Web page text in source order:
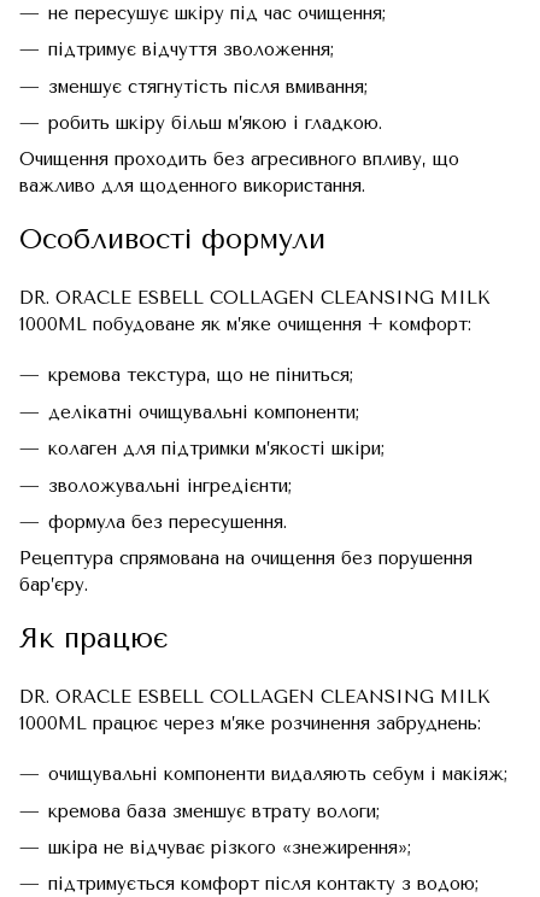
не пересушує шкіру під час очищення;
підтримує відчуття зволоження;
зменшує стягнутість після вмивання;
робить шкіру більш м’якою і гладкою.
Очищення проходить без агресивного впливу, що
важливо для щоденного використання.
Особливості формули
DR. ORACLE ESBELL COLLAGEN CLEANSING MILK
1000ML побудоване як м’яке очищення + комфорт:
кремова текстура, що не піниться;
делікатні очищувальні компоненти;
колаген для підтримки м’якості шкіри;
зволожувальні інгредієнти;
формула без пересушення.
Рецептура спрямована на очищення без порушення
бар’єру.
Як працює
DR. ORACLE ESBELL COLLAGEN CLEANSING MILK
1000ML працює через м’яке розчинення забруднень:
очищувальні компоненти видаляють себум і макіяж;
кремова база зменшує втрату вологи;
шкіра не відчуває різкого «знежирення»;
підтримується комфорт після контакту з водою;